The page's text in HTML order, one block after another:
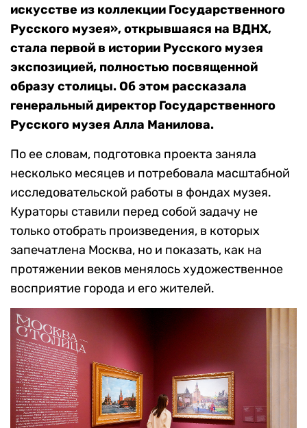
искусстве из коллекции Государственного
Русского музея», открывшаяся на ВДНХ,
стала первой в истории Русского музея
экспозицией, полностью посвященной
образу столицы. Об этом рассказала
генеральный директор Государственного
Русского музея Алла Манилова.
По ее словам, подготовка проекта заняла
несколько месяцев и потребовала масштабной
исследовательской работы в фондах музея.
Кураторы ставили перед собой задачу не
только отобрать произведения, в которых
запечатлена Москва, но и показать, как на
протяжении веков менялось художественное
восприятие города и его жителей.